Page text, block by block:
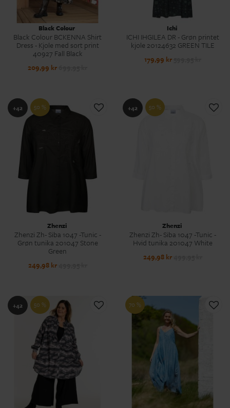
Black Colour
Black Colour BCKENNA Shirt
Dress - Kjole med sort print
40927 Fall Black
209,99 kr
Ichi
ICHI IHGILEA DR - Grøn printet
kjole 20124632 GREEN TILE
179,99 kr
+42 50 %
Zhenzi
Zhenzi Zh- Siba 1047 -Tunic -
Grøn tunika 201047 Stone
Green
249,98 kr
+42 50 %
Zhenzi
Zhenzi Zh- Siba 1047 -Tunic -
Hvid tunika 201047 White
249,98 kr
+42 50 % 70 %